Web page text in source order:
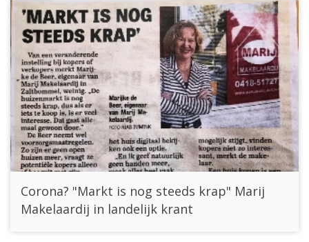
Corona? "Markt is nog steeds krap" Marij
Makelaardij in landelijk krant